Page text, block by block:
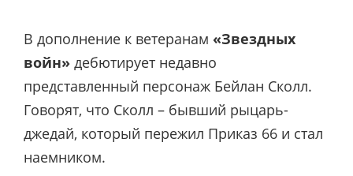
В дополнение к ветеранам «Звездных
войн» дебютирует недавно
представленный персонаж Бейлан Сколл.
Говорят, что Сколл – бывший рыцарь-
джедай, который пережил Приказ 66 и стал
наемником.